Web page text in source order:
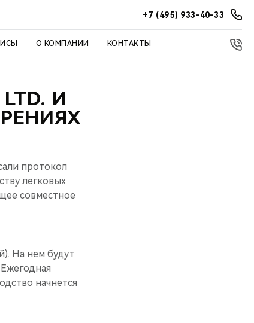
+7 (495) 933-40-33
О КОМПАНИИ КОНТАКТЫ
И
протокол
легковых
совместное
На нем будут
начнется